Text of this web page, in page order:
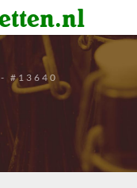
#13640